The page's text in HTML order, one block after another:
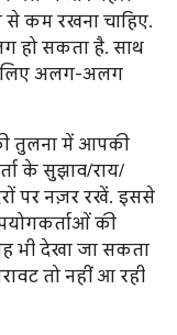
कम रखना चाहिए.
हो सकता है. साथ
लिए अलग-अलग
तुलना में आपकी
के सुझाव/राय/
पर नज़र रखें. इससे
की
भी देखा जा सकता
तो नहीं आ रही